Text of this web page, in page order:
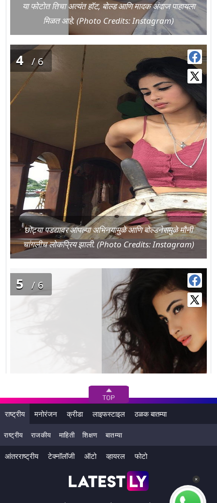
या फोटोत तिचा अत्यंत हॉट, बोल्ड आणि मादक अंदाज पाहायला
मिळत आहे. (Photo Credits: Instagram)
4 /6
छोट्या पडद्यावर आपल्या अभिनयामुळे आणि बोल्डनेसमुळे मौनी
चांगलीच लोकप्रिय झाली. (Photo Credits: Instagram)
5 /6
छोट्या पडद्यावर जलवा दाखवल्यानंतर मौनी आता बॉलिवूडकडे
राष्ट्रीय मनोरंजन क्रीडा लाइफस्टाइल ठळक बातम्या
राष्ट्रीय राजकीय माहिती शिक्षण बातम्या
आंतरराष्ट्रीय टेक्नॉलॉजी ऑटो व्हायरल फोटो